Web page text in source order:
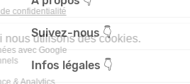
Suivez-nous 👇
Infos légales 👇